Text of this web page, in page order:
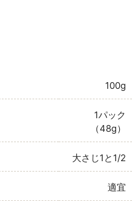
100g
1パック
（48g）
大さじ1と1/2
適宜